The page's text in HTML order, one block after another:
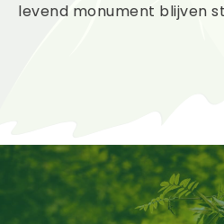
levend monument blijven